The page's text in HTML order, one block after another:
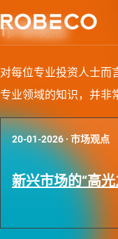
市场观点
对每位专业投资人士而
专业领域的知识，并非
20-01-2026 · 市场观点
新兴市场的“高